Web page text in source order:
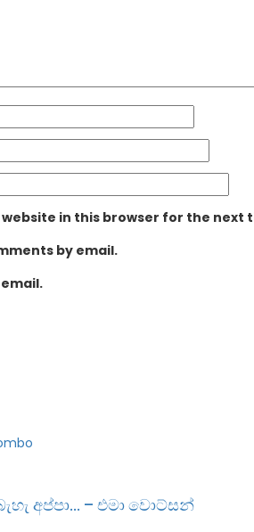
website in this browser for the next
by email.
අප්පා… – එමා වොට්සන්